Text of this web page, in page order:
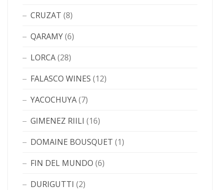
CRUZAT (8)
QARAMY(6)
LORCA(28)
FALASCO WINES (12)
YACOCHUYA(7)
GIMENEZ RIILI (16)
DOMAINE BOUSQUET (1)
FIN DEL MUNDO (6)
DURIGUTTI (2)